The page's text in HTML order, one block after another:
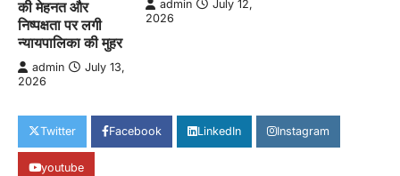
की मेहनत और
निष्पक्षता पर लगी
न्यायपालिका की मुहर
admin
July 13,
2026
admin
July 12,
2026
Twitter Facebook LinkedIn Instagram
youtube